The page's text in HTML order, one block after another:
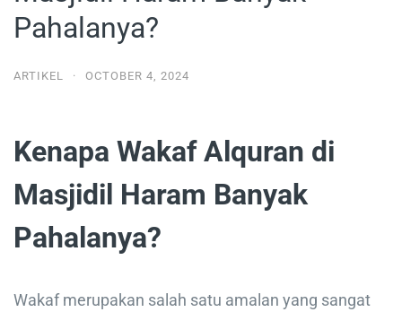
Pahalanya?
ARTIKEL · OCTOBER 4, 2024
Kenapa Wakaf Alquran di
Masjidil Haram Banyak
Pahalanya?
Wakaf merupakan salah satu amalan yang sangat